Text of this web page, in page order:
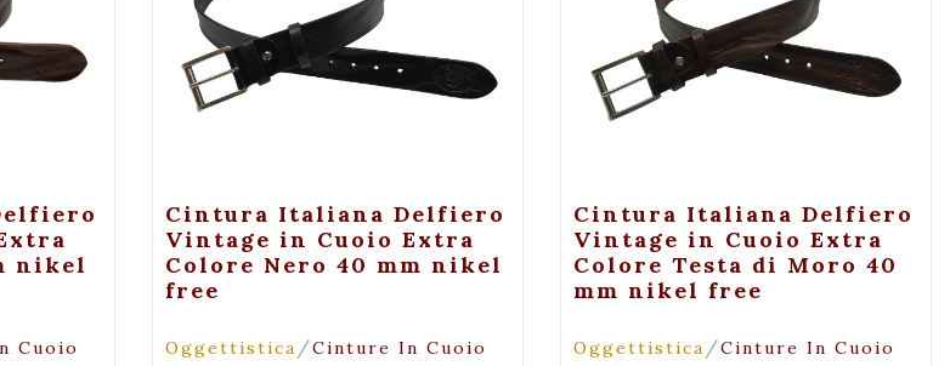
nikel
Cuoio
+ Maggiori Dettagli
Cintura Italiana Delfiero
Vintage in Cuoio Extra
Colore Nero 40 mm nikel
free
Oggettistica /Cinture In Cuoio
+ Maggiori Dettagli
Cintura Italiana Delfiero
Vintage in Cuoio Extra
Colore Testa di Moro 40
mm nikel free
Oggettistica /Cinture In Cuoio